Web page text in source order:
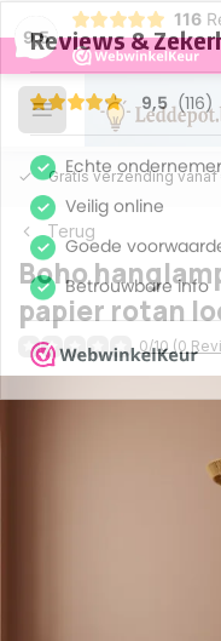
9,5
116
Gratis verzending vanaf
Terug
Boho
papier rotan
0/10 (0